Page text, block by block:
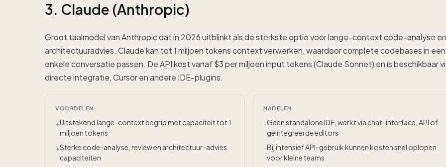
3. Claude (Anthropic)
Groot taalmodel van Anthropic dat in 2026 uitblinkt als de sterkste optie voor lange-context code-analyse en
architectuuradvies. Claude kan tot 1 miljoen tokens context verwerken, waardoor complete codebases in een
enkele conversatie passen. De API kost vanaf $3 per miljoen input tokens (Claude Sonnet) en is beschikbaar
directe integratie, Cursor en andere IDE-plugins.
VOORDELEN
+Uitstekend lange-context begrip met capaciteit tot 1
miljoen tokens
+Sterke code-analyse, review en architectuur-advies
capaciteiten
NADELEN
-Geen standalone IDE, werkt via chat-interface, API of
geintegreerde editors
-Bij intensief API-gebruik kunnen kosten snel oplopen
voor kleine teams